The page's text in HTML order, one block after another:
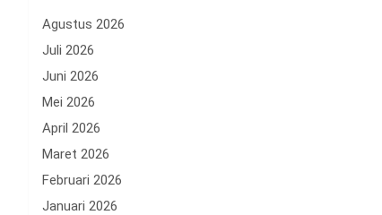
Agustus 2026
Juli 2026
Juni 2026
Mei 2026
April 2026
Maret 2026
Februari 2026
Januari 2026